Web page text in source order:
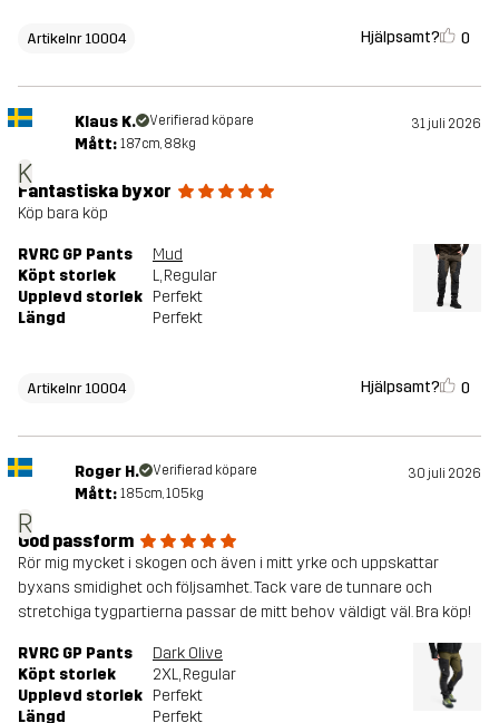
Artikelnr 10004 Hjälpsamt? 0
K
Klaus K. Verifierad köpare 31 juli 2026
Mått: 187cm, 88kg
Fantastiska byxor
Köp bara köp
RVRC GP Pants
Mud
Köpt storlek
L, Regular
Upplevd storlek Perfekt
Längd
Perfekt
Artikelnr 10004 Hjälpsamt? 0
R
Roger H. Verifierad köpare 30 juli 2026
Mått: 185cm, 105kg
God passform
Rör mig mycket i skogen och även i mitt yrke och uppskattar
byxans smidighet och följsamhet. Tack vare de tunnare och
stretchiga tygpartierna passar de mitt behov väldigt väl. Bra köp!
RVRC GP Pants
Dark Olive
Köpt storlek
2XL, Regular
Upplevd storlek Perfekt
Längd
Perfekt